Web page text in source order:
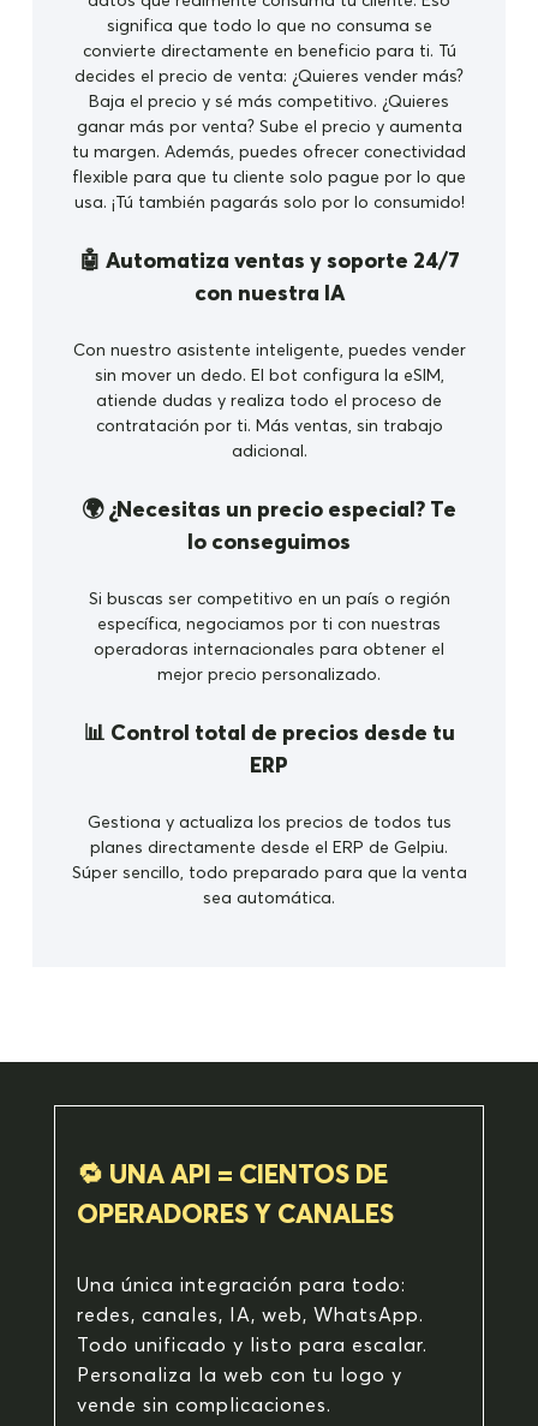
significa que todo lo que no consuma se
convierte directamente en beneficio para ti. Tú
decides el precio de venta: ¿Quieres vender más?
Baja el precio y sé más competitivo. ¿Quieres
ganar más por venta? Sube el precio y aumenta
tu margen. Además, puedes ofrecer conectividad
flexible para que tu cliente solo pague por lo que
usa. ¡Tú también pagarás solo por lo consumido!
🤖 Automatiza ventas y soporte 24/7
con nuestra IA
Con nuestro asistente inteligente, puedes vender
sin mover un dedo. El bot configura la eSIM,
atiende dudas y realiza todo el proceso de
contratación por ti. Más ventas, sin trabajo
adicional.
🌍 ¿Necesitas un precio especial? Te
lo conseguimos
Si buscas ser competitivo en un país o región
específica, negociamos por ti con nuestras
operadoras internacionales para obtener el
mejor precio personalizado.
📊 Control total de precios desde tu
ERP
Gestiona y actualiza los precios de todos tus
planes directamente desde el ERP de Gelpiu.
Súper sencillo, todo preparado para que la venta
sea automática.
🔁 UNA API = CIENTOS DE
OPERADORES Y CANALES
Una única integración para todo:
redes, canales, IA, web, WhatsApp.
Todo unificado y listo para escalar.
Personaliza la web con tu logo y
vende sin complicaciones.